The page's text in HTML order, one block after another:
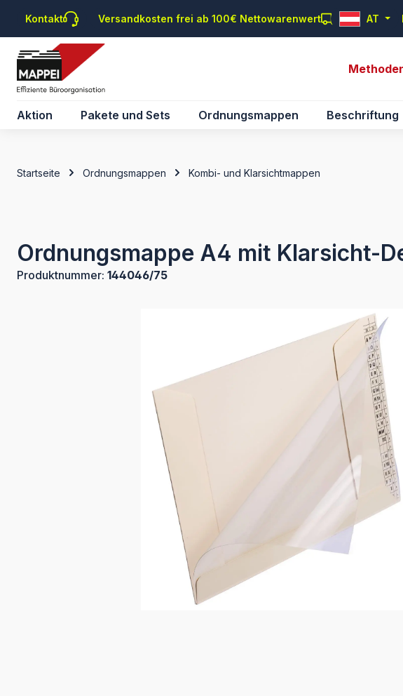
Hauptinhalt springen
Zur Suche springen
Zur Hauptnavigation springen
Kontakt Versandkosten frei ab 100€ Nettowarenwert AT
Aktion Pakete und Sets Ordnungsmappen Beschriftung
Startseite Ordnungsmappen Kombi- und Klarsichtmappen
Ordnungsmappe A4 mit Klarsicht-
Produktnummer: 144046/75